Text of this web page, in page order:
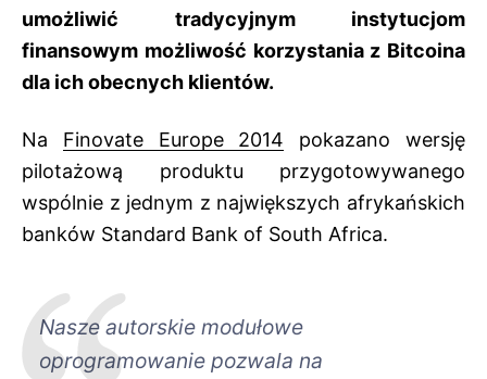
umożliwić tradycyjnym instytucjom
finansowym możliwość korzystania z Bitcoina
dla ich obecnych klientów.
Na Finovate Europe 2014 pokazano wersję
pilotażową produktu przygotowywanego
wspólnie z jednym z największych afrykańskich
banków Standard Bank of South Africa.
Nasze autorskie modułowe
oprogramowanie pozwala na